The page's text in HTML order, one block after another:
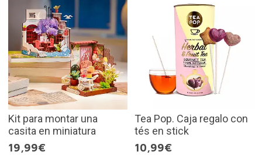
Kit para montar una
casita en miniatura
19,99€
Tea Pop. Caja regalo con
tés en stick
10,99€